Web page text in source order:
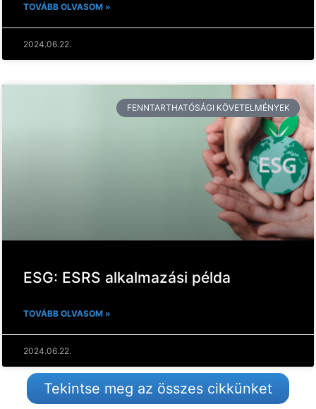
TOVÁBB OLVASOM »
2024.06.22.
FENNTARTHATÓSÁGI KÖVETELMÉNYEK
ESG: ESRS alkalmazási példa
TOVÁBB OLVASOM »
2024.06.22.
Tekintse meg az összes cikkünket